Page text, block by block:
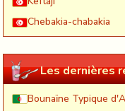
Chebakia-chabakia
Les dernières
Bounaïne Typique